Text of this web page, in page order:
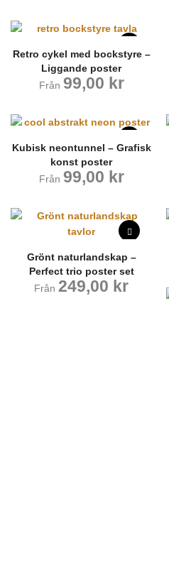
Retro cykel med bockstyre –
Liggande poster
Från 99,00 kr
Kubisk neontunnel – Grafisk
konst poster
Från 99,00 kr
Grönt naturlandskap –
Perfect trio poster set
Från 249,00 kr